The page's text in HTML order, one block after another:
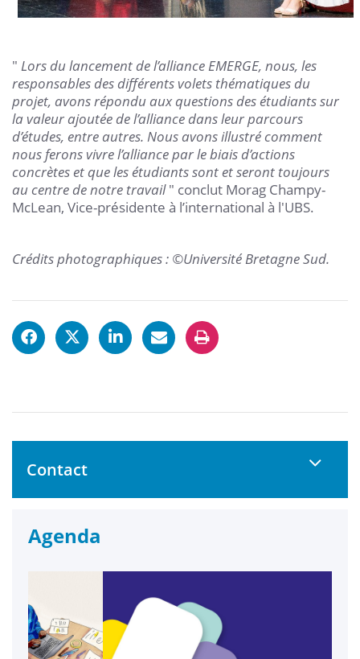
" Lors du lancement de l’alliance EMERGE, nous, les
responsables des différents volets thématiques du
projet, avons répondu aux questions des étudiants sur
la valeur ajoutée de l’alliance dans leur parcours
d’études, entre autres. Nous avons illustré comment
nous ferons vivre l’alliance par le biais d’actions
concrètes et que les étudiants sont et seront toujours
au centre de notre travail" conclut Morag Champy-
McLean, Vice-présidente à l’international à l'UBS.
Crédits photographiques : ©Université Bretagne Sud.
Contact
Agenda